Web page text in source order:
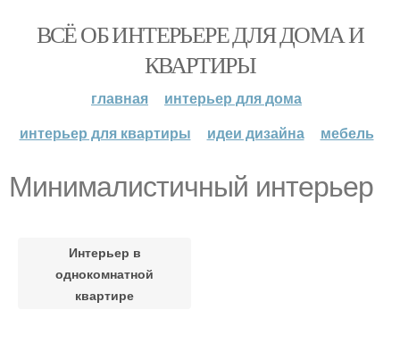
ВСЁ ОБ ИНТЕРЬЕРЕ ДЛЯ ДОМА И
КВАРТИРЫ
главная
интерьер для дома
интерьер для квартиры
идеи дизайна мебель
Минималистичный интерьер
Интерьер в
однокомнатной
квартире